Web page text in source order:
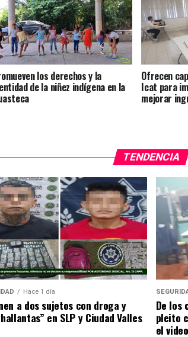
los derechos y la
de la niñez indígena en la
Ofrecen
Icat para
mejorar
TENDENCIA
Hace 1 día
a dos sujetos con droga y
en SLP y Ciudad Valles
De los
pleito
el